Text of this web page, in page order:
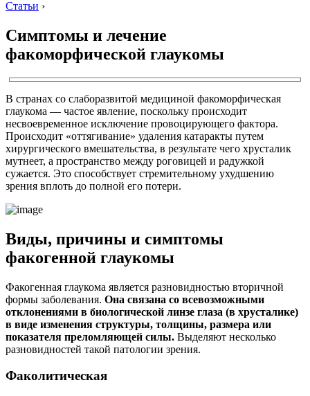
Статьи ›
Симптомы и лечение
факоморфической глаукомы
В странах со слаборазвитой медициной факоморфическая
глаукома — частое явление, поскольку происходит
несвоевременное исключение провоцирующего фактора.
Происходит «оттягивание» удаления катаракты путем
хирургического вмешательства, в результате чего хрусталик
мутнеет, а пространство между роговицей и радужкой
сужается. Это способствует стремительному ухудшению
зрения вплоть до полной его потери.
Виды, причины и симптомы
факогенной глаукомы
Факогенная глаукома является разновидностью вторичной
формы заболевания. Она связана со всевозможными
отклонениями в биологической линзе глаза (в хрусталике)
в виде изменения структуры, толщины, размера или
показателя преломляющей силы. Выделяют несколько
разновидностей такой патологии зрения.
Факолитическая